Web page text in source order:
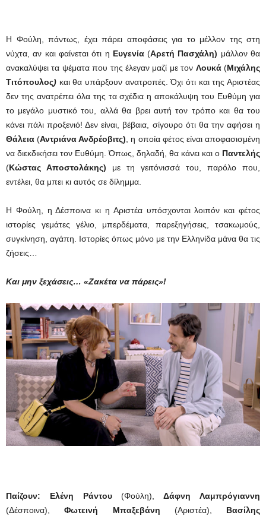
Η Φούλη, πάντως, έχει πάρει αποφάσεις για το μέλλον της στη
νύχτα, αν και φαίνεται ότι η Ευγενία(Αρετή Πασχάλη) μάλλον θα
ανακαλύψει τα ψέματα που της έλεγαν μαζί με τον Λουκά(Μιχάλης
Τιτόπουλος) και θα υπάρξουν ανατροπές. Όχι ότι και της Αριστέας
δεν της ανατρέπει όλα της τα σχέδια η αποκάλυψη του Ευθύμη για
το μεγάλο μυστικό του, αλλά θα βρει αυτή τον τρόπο και θα του
κάνει πάλι προξενιό! Δεν είναι, βέβαια, σίγουρο ότι θα την αφήσει η
Θάλεια (Αντριάνα Ανδρέοβιτς) , η οποία φέτος είναι αποφασισμένη
να διεκδικήσει τον Ευθύμη. Όπως, δηλαδή, θα κάνει και ο Παντελής
(Κώστας Αποστολάκης) με τη γειτόνισσά του, παρόλο που,
εντέλει, θα μπει κι αυτός σε δίλημμα.
Η Φούλη, η Δέσποινα κι η Αριστέα υπόσχονται λοιπόν και φέτος
ιστορίες γεμάτες γέλιο, μπερδέματα, παρεξηγήσεις, τσακωμούς,
συγκίνηση, αγάπη. Ιστορίες όπως μόνο με την Ελληνίδα μάνα θα τις
ζήσεις…
Και μην ξεχάσεις… «Ζακέτα να πάρεις»!
Παίζουν: Ελένη Ράντου(Φούλη),
Δάφνη Λαμπρόγιαννη
(Δέσποινα),Φωτεινή Μπαξεβάνη (Αριστέα), Βασίλης